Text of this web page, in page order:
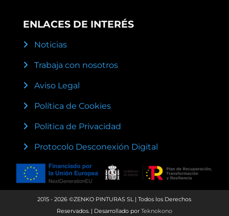
ENLACES DE INTERÉS
Noticias
Trabaja con nosotros
Aviso Legal
Política de Cookies
Politica de Privacidad
Protocolo Desconexión Digital
2015 - 2026 ©ZENKO PINTURAS SL | Todos los Derechos
Reservados. | Desarrollado por Teknokono